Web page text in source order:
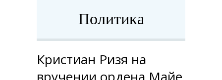
Политика
Кристиан Ризя на